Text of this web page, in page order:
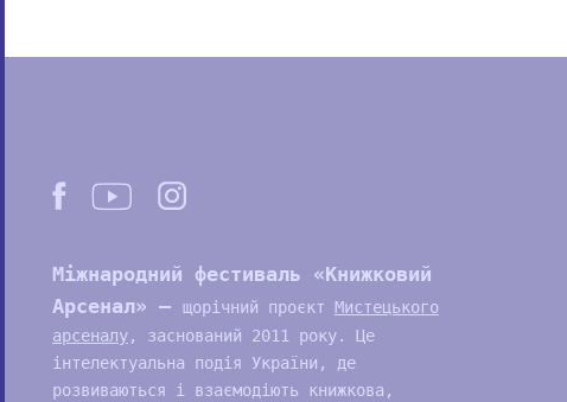
Міжнародний фестиваль «Книжковий
Арсенал» —
щорічний проєкт Мистецького
арсеналу, заснований 2011 року. Це
інтелектуальна подія України, де
розвиваються і взаємодіють книжкова,